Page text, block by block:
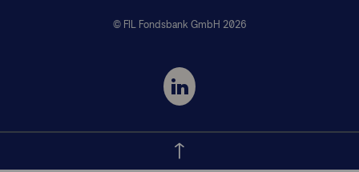
© FIL Fondsbank GmbH 2026